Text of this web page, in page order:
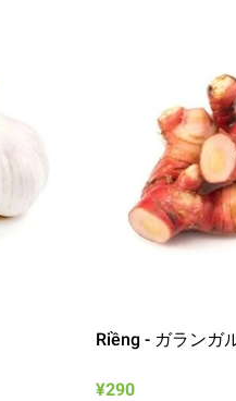
Riềng - ガランガ
¥290